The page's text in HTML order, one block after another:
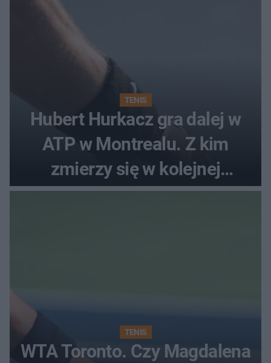
TENIS
Hubert Hurkacz gra dalej w
ATP w Montrealu. Z kim
zmierzy się w kolejnej
rundzie?
TENIS
WTA Toronto. Czy Magdalena